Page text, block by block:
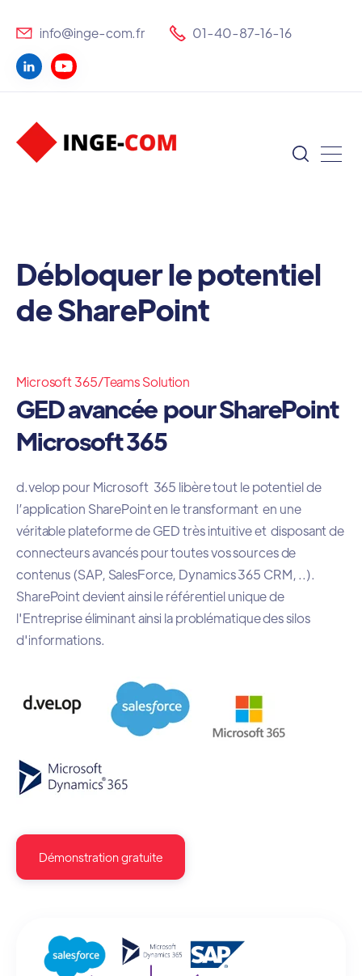
info@inge-com.fr 01-40-87-16-16
Débloquer le potentiel
de SharePoint
Microsoft 365/Teams Solution
GED avancée pour SharePoint
Microsoft 365
d.velop pour Microsoft 365 libère tout le potentiel de
l’application SharePoint en le transformant en une
véritable plateforme de GED très intuitive et disposant de
connecteurs avancés pour toutes vos sources de
contenus (SAP, SalesForce, Dynamics 365 CRM, ..).
SharePoint devient ainsi le référentiel unique de
l'Entreprise éliminant ainsi la problématique des silos
d'informations.
Démonstration gratuite